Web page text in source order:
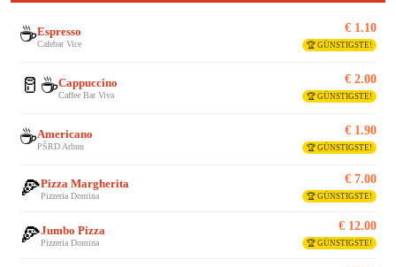
☕Espresso
Cafebar Vice
€ 1.10
🏆 GÜNSTIGSTE!
🥛☕Cappuccino
Caffee Bar Viva
€ 2.00
🏆 GÜNSTIGSTE!
☕Americano
PŠRD Arbun
€ 1.90
🏆 GÜNSTIGSTE!
🍕Pizza Margherita
Pizzeria Domina
€ 7.00
🏆 GÜNSTIGSTE!
🍕Jumbo Pizza
Pizzeria Domina
€ 12.00
🏆 GÜNSTIGSTE!